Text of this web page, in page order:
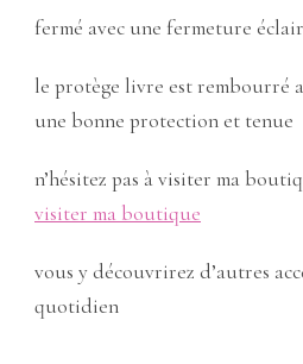
fermé avec une fermeture éclair
le protège livre est rembourré
une bonne protection et tenue
n’hésitez pas à visiter ma
visiter ma boutique
vous y découvrirez d’autres
quotidien